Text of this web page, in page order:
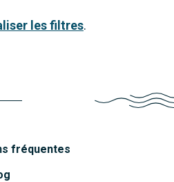
les filtres.
fréquentes